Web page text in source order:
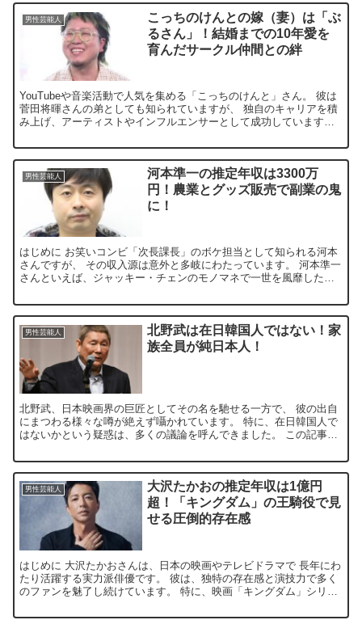
男性芸能人
こっちのけんとの嫁（妻）は「ぶ
るさん」！結婚までの10年愛を
育んだサークル仲間との絆
YouTubeや音楽活動で人気を集める「こっちのけんと」さん。 彼は
菅田将暉さんの弟としても知られていますが、 独自のキャリアを積
み上げ、アーティストやインフルエンサーとして成功しています。
男性芸能人
河本準一の推定年収は3300万
円！農業とグッズ販売で副業の鬼
に！
はじめに お笑いコンビ「次長課長」のボケ担当として知られる河本
さんですが、 その収入源は意外と多岐にわたっています。 河本準一
さんといえば、ジャッキー・チェンのモノマネで一世を風靡したお
男性芸能人
北野武は在日韓国人ではない！家
族全員が純日本人！
北野武、日本映画界の巨匠としてその名を馳せる一方で、 彼の出自
にまつわる様々な噂が絶えず囁かれています。 特に、在日韓国人で
はないかという疑惑は、多くの議論を呼んできました。 この記事で
男性芸能人
大沢たかおの推定年収は1億円
超！「キングダム」の王騎役で見
せる圧倒的存在感
はじめに 大沢たかおさんは、日本の映画やテレビドラマで 長年にわ
たり活躍する実力派俳優です。 彼は、独特の存在感と演技力で多く
のファンを魅了し続けています。 特に、映画「キングダム」シリー